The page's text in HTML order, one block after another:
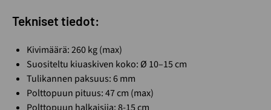
Tekniset tiedot:
Kivimäärä: 260 kg (max)
Suositeltu kiuaskiven koko: Ø 10–15 cm
Tulikannen paksuus: 6 mm
Polttopuun pituus: 47 cm (max)